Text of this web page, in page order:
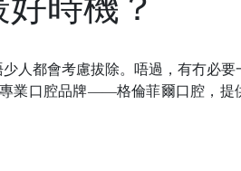
人都會考慮拔除。 唔過，有冇必要
業口腔品牌——格倫菲爾口腔，提